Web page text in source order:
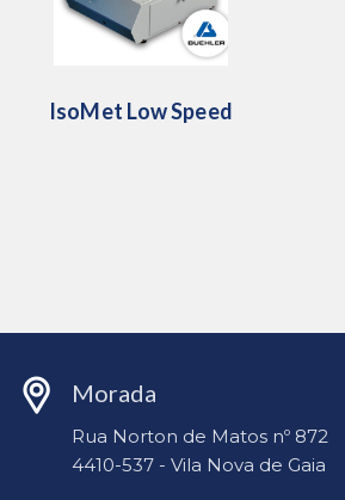
IsoMet Low Speed
Morada
Rua Norton de Matos nº 872
4410-537 - Vila Nova de Gaia